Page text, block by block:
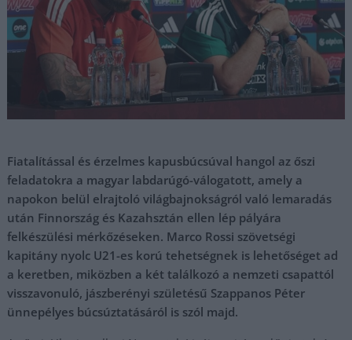
Fiatalítással és érzelmes kapusbúcsúval hangol az őszi
feladatokra a magyar labdarúgó-válogatott, amely a
napokon belül elrajtoló világbajnokságról való lemaradás
után Finnország és Kazahsztán ellen lép pályára
felkészülési mérkőzéseken. Marco Rossi szövetségi
kapitány nyolc U21-es korú tehetségnek is lehetőséget ad
a keretben, miközben a két találkozó a nemzeti csapattól
visszavonuló, jászberényi születésű Szappanos Péter
ünnepélyes búcsúztatásáról is szól majd.